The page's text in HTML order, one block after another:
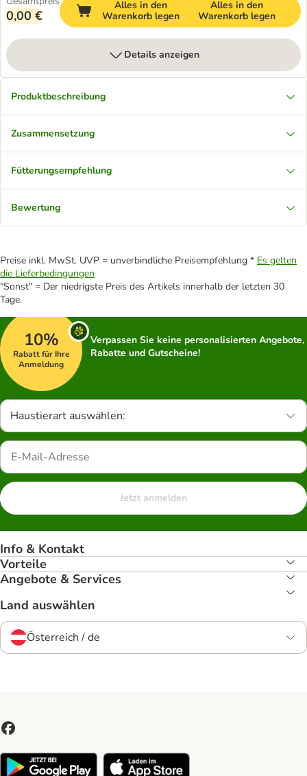
0,00 €
Alles in den
Warenkorb legen
Alles in den
Warenkorb legen
Details anzeigen
Produktbeschreibung
Zusammensetzung
Fütterungsempfehlung
Bewertung
Preise inkl. MwSt. UVP = unverbindliche Preisempfehlung * Es gelten
die Lieferbedingungen
"Sonst" = Der niedrigste Preis des Artikels innerhalb der letzten 30
Tage.
10%
Rabatt für Ihre
Anmeldung
Verpassen Sie keine personalisierten Angebote,
Rabatte und Gutscheine!
Haustierart auswählen:
Jetzt anmelden
Info & Kontakt
Vorteile
Angebote & Services
Land auswählen
Österreich / de